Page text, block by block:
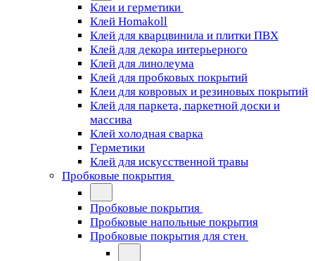
Клеи и герметики
Клей Homakoll
Клей для кварцвинила и плитки ПВХ
Клей для декора интерьерного
Клей для линолеума
Клей для пробковых покрытий
Клеи для ковровых и резиновых покрытий
Клей для паркета, паркетной доски и
массива
Клей холодная сварка
Герметики
Клей для искусственной травы
Пробковые покрытия
Пробковые покрытия
Пробковые напольные покрытия
Пробковые покрытия для стен